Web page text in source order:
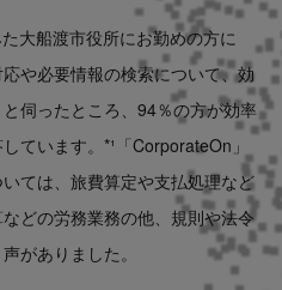
大船渡市役所にお勤めの方に
や必要情報の検索について、効
伺ったところ、94％の方が効率
ています。*¹「CorporateOn」
ては、旅費算定や支払処理など
どの労務業務の他、規則や法令
がありました。